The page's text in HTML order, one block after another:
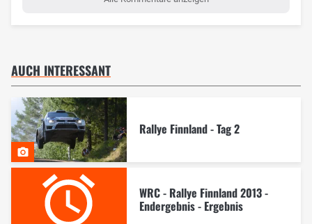
AUCH INTERESSANT
Rallye Finnland - Tag 2
WRC - Rallye Finnland 2013 -
Endergebnis - Ergebnis